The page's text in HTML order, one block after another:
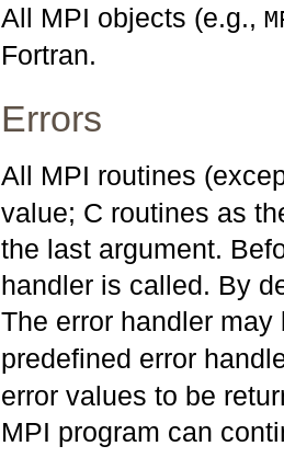
All MPI objects (e.g.,
Fortran.
Errors
All MPI routines
value; C routines as
the last argument.
handler is called. By
The error handler
predefined error
error values to be
MPI program can